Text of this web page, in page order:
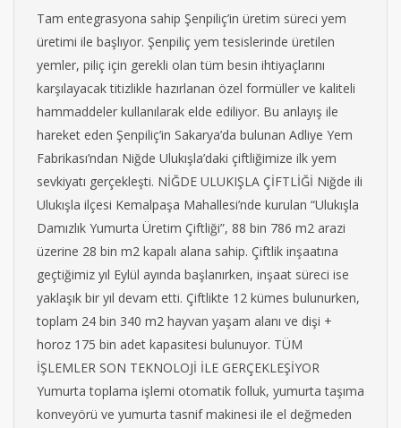
Tam entegrasyona sahip Şenpiliç’in üretim süreci yem
üretimi ile başlıyor. Şenpiliç yem tesislerinde üretilen
yemler, piliç için gerekli olan tüm besin ihtiyaçlarını
karşılayacak titizlikle hazırlanan özel formüller ve kaliteli
hammaddeler kullanılarak elde ediliyor. Bu anlayış ile
hareket eden Şenpiliç’in Sakarya’da bulunan Adliye Yem
Fabrikası’ndan Niğde Ulukışla’daki çiftliğimize ilk yem
sevkiyatı gerçekleşti. NİĞDE ULUKIŞLA ÇİFTLİĞİ Niğde ili
Ulukışla ilçesi Kemalpaşa Mahallesi’nde kurulan “Ulukışla
Damızlık Yumurta Üretim Çiftliği”, 88 bin 786 m2 arazi
üzerine 28 bin m2 kapalı alana sahip. Çiftlik inşaatına
geçtiğimiz yıl Eylül ayında başlanırken, inşaat süreci ise
yaklaşık bir yıl devam etti. Çiftlikte 12 kümes bulunurken,
toplam 24 bin 340 m2 hayvan yaşam alanı ve dişi +
horoz 175 bin adet kapasitesi bulunuyor. TÜM
İŞLEMLER SON TEKNOLOJİ İLE GERÇEKLEŞİYOR
Yumurta toplama işlemi otomatik folluk, yumurta taşıma
konveyörü ve yumurta tasnif makinesi ile el değmeden